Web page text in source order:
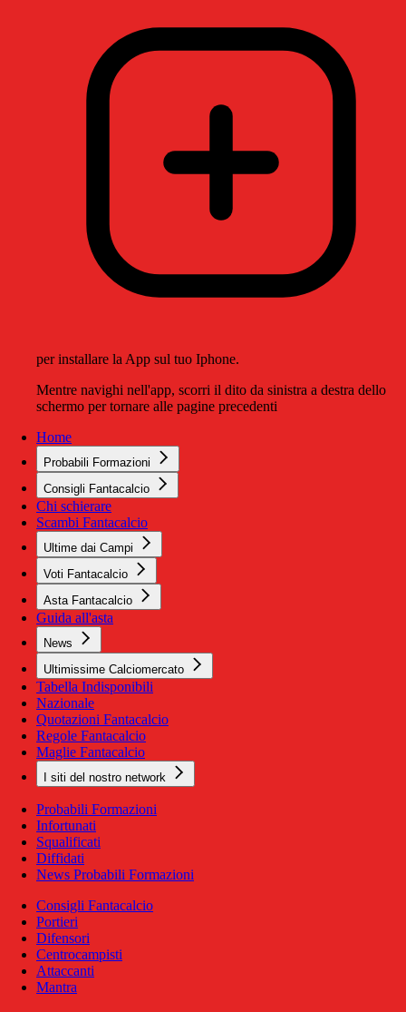
per installare la App sul tuo Iphone.
Mentre navighi nell'app, scorri il dito da sinistra a destra dello
schermo per tornare alle pagine precedenti
Home
Probabili Formazioni
Consigli Fantacalcio
Chi schierare
Scambi Fantacalcio
Ultime dai Campi
Voti Fantacalcio
Asta Fantacalcio
Guida all'asta
News
Ultimissime Calciomercato
Tabella Indisponibili
Nazionale
Quotazioni Fantacalcio
Regole Fantacalcio
Maglie Fantacalcio
I siti del nostro network
Probabili Formazioni
Infortunati
Squalificati
Diffidati
News Probabili Formazioni
Consigli Fantacalcio
Portieri
Difensori
Centrocampisti
Attaccanti
Mantra